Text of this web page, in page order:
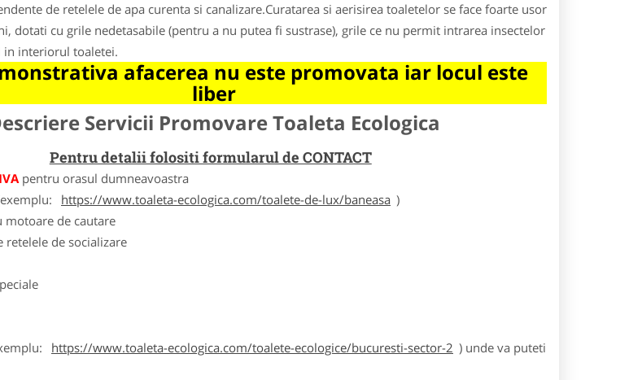
de retelele de apa curenta si canalizare.Curatarea si aerisirea toaletelor se face foarte usor
dotati cu grile nedetasabile (pentru a nu putea fi sustrase), grile ce nu permit intrarea insectelor
in interiorul toaletei.
afacerea nu este promovata iar locul este
liber
Servicii Promovare Toaleta Ecologica
Pentru detalii folositi formularul de CONTACT
pentru orasul dumneavoastra
https://www.toaleta-ecologica.com/toalete-de-lux/baneasa )
de cautare
retelele de socializare
https://www.toaleta-ecologica.com/toalete-ecologice/bucuresti-sector-2 ) unde va puteti